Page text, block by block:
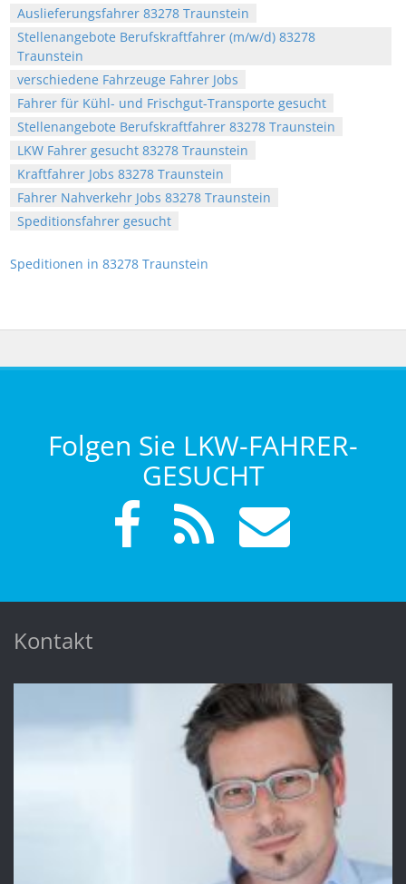
Auslieferungsfahrer 83278 Traunstein
Stellenangebote Berufskraftfahrer (m/w/d) 83278
Traunstein
verschiedene Fahrzeuge Fahrer Jobs
Fahrer für Kühl- und Frischgut-Transporte gesucht
Stellenangebote Berufskraftfahrer 83278 Traunstein
LKW Fahrer gesucht 83278 Traunstein
Kraftfahrer Jobs 83278 Traunstein
Fahrer Nahverkehr Jobs 83278 Traunstein
Speditionsfahrer gesucht
Speditionen in 83278 Traunstein
Folgen Sie LKW-FAHRER-
GESUCHT
Kontakt